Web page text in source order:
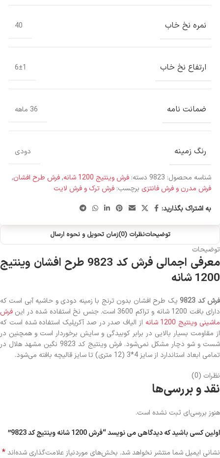
نمره نخ خاب 40
ارتفاع نخ خاب 6±1
ضمانت نامه 36 ماهه
رنگ زمینه دودی
شناسه محصول: 9823 دسته: فرش وینتیج 1200 شانه ,فرش طرح افشان,
فرش مدرن و فرش فانتزی برچسب: فرش ترک و فرش لایت
به اشتراک بگذارید:
توضیحاتنظرات (0) زمان تحویل و نحوه ارسال
توضیحات
معرفی اجمالی فرش کد 9823 طرح افشان وینتیج
1200 شانه
فرش کد 9823
یک طرح افشان بدون ترنج با زمینه دودی و حاشیه آبی است که
دارای بافت 1200 شانه و تراکم 3600 است. جنس نخ استفاده شده در این
فرش
ماشینی وینتیج 1200 شانه
از الیاف صدر در صد آکریلیک استفاده شده است که
از مقاومت بسیار بالایی در برابر کوبیدگی و سایش برخوردار است و همچنین در
شست و شو دچار مشکل نمی‌شود. فرش وینتیج کد 9823 نگین مشهد هلال در
تمامی ابعاد استاندارد از سایز 4*3 (12 متری) تا سایز قالیچه بافته می‌شود.
نظرات (0)
نقد و بررسی‌ها
هنوز بررسی‌ای ثبت نشده است.
اولین کسی باشید که دیدگاهی می نویسد “فرش 1200 شانه وینتیج کد 9823”
نشانی ایمیل شما منتشر نخواهد شد. بخش‌های موردنیاز علامت‌گذاری شده‌اند*